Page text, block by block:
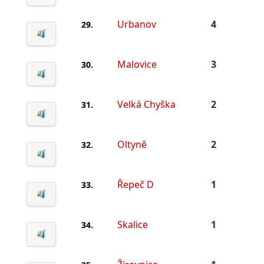
29. Urbanov 4
30. Malovice 3
31. Velká Chyška 2
32. Oltyně 2
33. Řepeč D 1
34. Skalice 1